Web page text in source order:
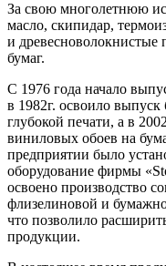
За свою многолетнюю
масло, скипидар,
и
бумаг.
С 1976 года начало
в 1982г. освоило
глубокой печати, а в
виниловых обоев на
предприятии было
оборудование фирмы
освоено производство
флизелиновой и
что позволило
продукции.